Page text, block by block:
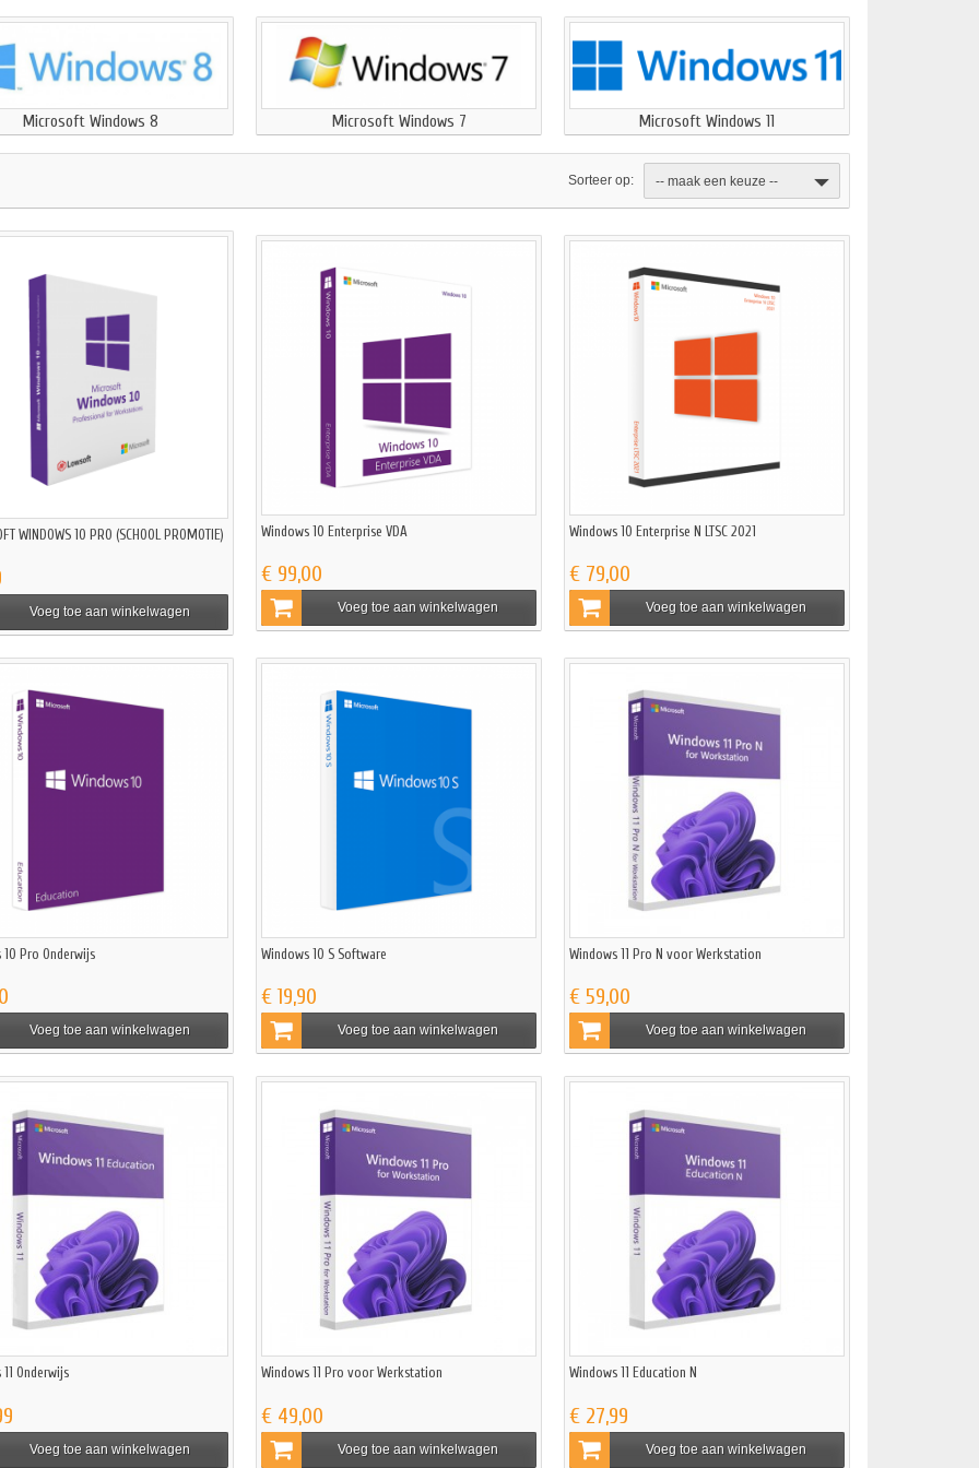
Microsoft Windows 8 Microsoft Windows 7 Microsoft Windows 11
Sorteer op: -- maak een keuze --
WINDOWS 10 PRO (SCHOOL PROMOTIE)
Voeg toe aan winkelwagen
Windows 10 Enterprise VDA
€ 99,00
Voeg toe aan winkelwagen
Windows 10 Enterprise N LTSC 2021
€ 79,00
Voeg toe aan winkelwagen
10 Pro Onderwijs
Voeg toe aan winkelwagen
Windows 10 S Software
€ 19,90
Voeg toe aan winkelwagen
Windows 11 Pro N voor Werkstation
€ 59,00
Voeg toe aan winkelwagen
Onderwijs
Voeg toe aan winkelwagen
Windows 11 Pro voor Werkstation
€ 49,00
Voeg toe aan winkelwagen
Windows 11 Education N
€ 27,99
Voeg toe aan winkelwagen